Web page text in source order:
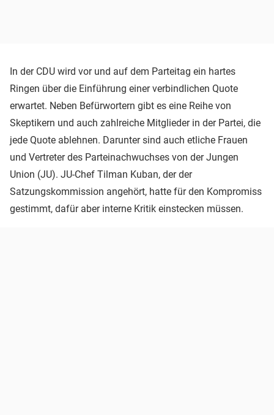
In der CDU wird vor und auf dem Parteitag ein hartes
Ringen über die Einführung einer verbindlichen Quote
erwartet. Neben Befürwortern gibt es eine Reihe von
Skeptikern und auch zahlreiche Mitglieder in der Partei, die
jede Quote ablehnen. Darunter sind auch etliche Frauen
und Vertreter des Parteinachwuchses von der Jungen
Union (JU). JU-Chef Tilman Kuban, der der
Satzungskommission angehört, hatte für den Kompromiss
gestimmt, dafür aber interne Kritik einstecken müssen.